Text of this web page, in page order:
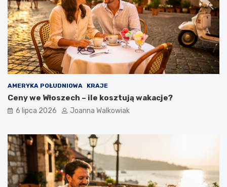
AMERYKA POŁUDNIOWA KRAJE
Ceny we Włoszech – ile kosztują wakacje?
6 lipca 2026 Joanna Walkowiak